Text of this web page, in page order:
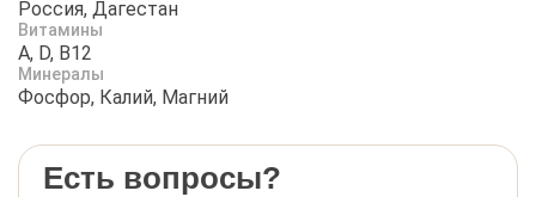
Россия, Дагестан
Витамины
A, D, B12
Минералы
Фосфор, Калий, Магний
Есть вопросы?